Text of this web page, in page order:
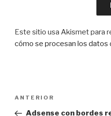
Este sitio usa Akismet para
cómo se procesan los datos
Entrada
anterior:
ANTERIOR
Adsense con bordes